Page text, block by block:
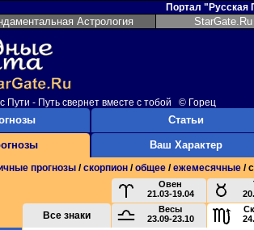
Портал "Русская
Астрология
Пути - Путь свернет вместе с тобой © Горец
Статьи
Ваш Характер
прогнозы /скорпион /общее /ежемесячные /
Овен
21.03-19.04
Все знаки
Весы
23.09-23.10